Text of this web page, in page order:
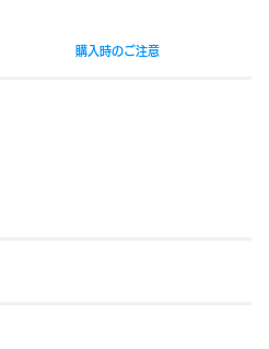
購入時のご注意